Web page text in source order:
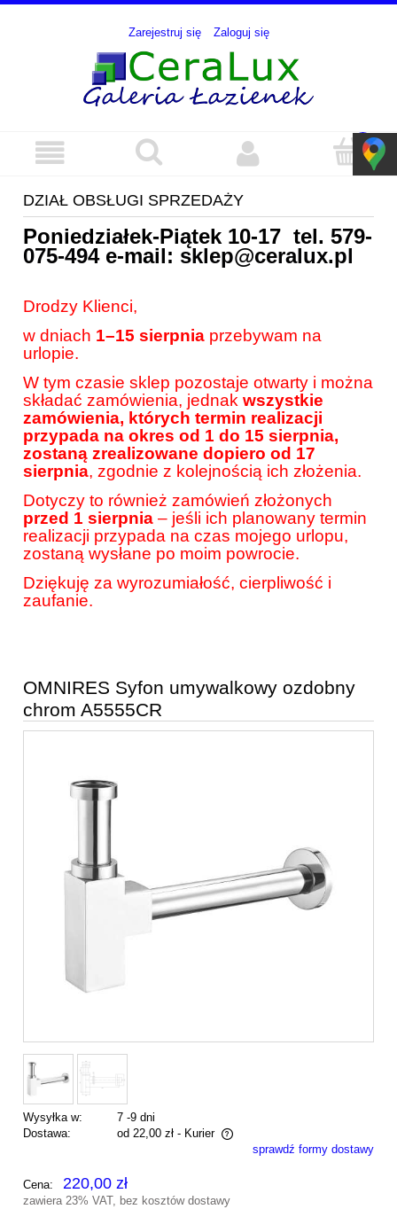
Zarejestruj się Zaloguj się
DZIAŁ OBSŁUGI SPRZEDAŻY
Poniedziałek-Piątek 10-17 tel. 579-
075-494e-mail: sklep@ceralux.pl
Drodzy Klienci,
w dniach 1–15 sierpnia przebywam na
urlopie.
W tym czasie sklep pozostaje otwarty i można
składać zamówienia, jednak wszystkie
zamówienia, których termin realizacji
przypada na okres od 1 do 15 sierpnia,
zostaną zrealizowane dopiero od 17
sierpnia, zgodnie z kolejnością ich złożenia.
Dotyczy to również zamówień złożonych
przed 1 sierpnia – jeśli ich planowany termin
realizacji przypada na czas mojego urlopu,
zostaną wysłane po moim powrocie.
Dziękuję za wyrozumiałość, cierpliwość i
zaufanie.
OMNIRES Syfon umywalkowy ozdobny
chrom A5555CR
Wysyłka w:
7 -9 dni
Dostawa:
od 22,00 zł - Kurier
Cena nie zawiera ewentualnych kosztów płatnościsprawdź formy dostawy
Cena: 220,00 zł
zawiera 23% VAT, bez kosztów dostawy